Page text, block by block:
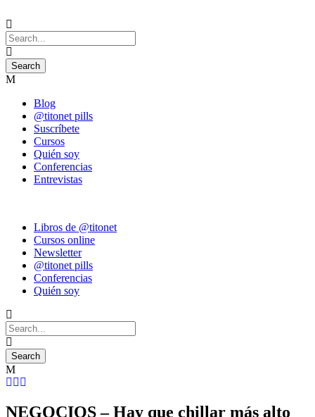
Blog
@titonet pills
Suscríbete
Cursos
Quién soy
Conferencias
Entrevistas
Libros de @titonet
Cursos online
Newsletter
@titonet pills
Conferencias
Quién soy
NEGOCIOS – Hay que chillar más alto